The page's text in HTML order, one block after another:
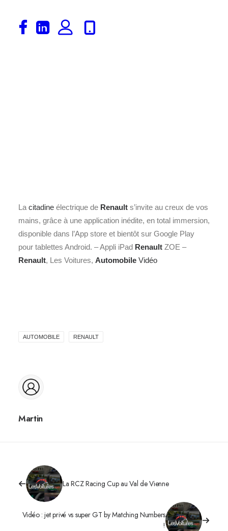
La citadine électrique de Renault s’invite au creux de vos
mains, grâce à une application inédite, en total immersion,
disponible dans l’App store et bientôt sur Google Play
pour tablettes Android. – Appli iPad Renault ZOE –
Renault, Les Voitures, Automobile Vidéo
AUTOMOBILE RENAULT
Martin
La RCZ Racing Cup au Val de Vienne
Vidéo : jet privé vs super GT by Matching Numbers
!